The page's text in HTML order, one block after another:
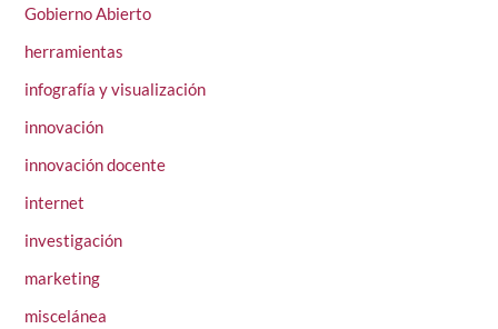
Gobierno Abierto
herramientas
infografía y visualización
innovación
innovación docente
internet
investigación
marketing
miscelánea